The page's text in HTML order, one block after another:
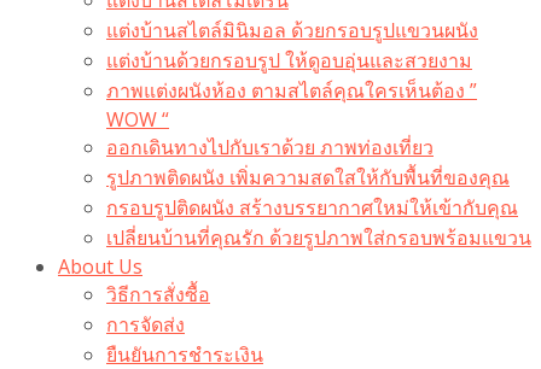
แต่งบ้านสไตล์มินิมอล ด้วยกรอบรูปแขวนผนัง
แต่งบ้านด้วยกรอบรูป ให้ดูอบอุ่นและสวยงาม
ภาพแต่งผนังห้อง ตามสไตล์คุณใครเห็นต้อง ”
WOW “
ออกเดินทางไปกับเราด้วย ภาพท่องเที่ยว
รูปภาพติดผนัง เพิ่มความสดใสให้กับพื้นที่ของคุณ
กรอบรูปติดผนัง สร้างบรรยากาศใหม่ให้เข้ากับคุณ
เปลี่ยนบ้านที่คุณรัก ด้วยรูปภาพใส่กรอบพร้อมแขวน​
About Us
วิธีการสั่งซื้อ
การจัดส่ง
ยืนยันการชำระเงิน